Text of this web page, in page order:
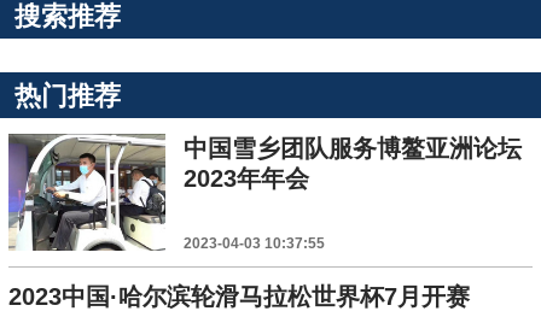
搜索推荐
热门推荐
中国雪乡团队服务博鳌亚洲论坛
2023年年会
2023-04-03 10:37:55
2023中国·哈尔滨轮滑马拉松世界杯7月开赛